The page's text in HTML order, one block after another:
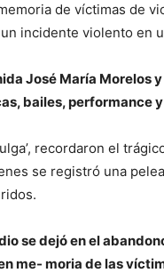
de víctimas de
incidente violento en
José María
bailes, performance
recordaron el
se registró una
se dejó en el
me- moria de las